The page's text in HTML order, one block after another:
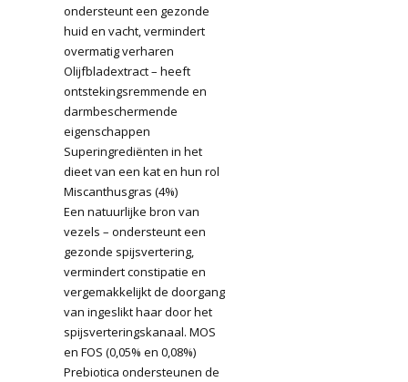
ondersteunt een gezonde
huid en vacht, vermindert
overmatig verharen
Olijfbladextract – heeft
ontstekingsremmende en
darmbeschermende
eigenschappen
Superingrediënten in het
dieet van een kat en hun rol
Miscanthusgras (4%)
Een natuurlijke bron van
vezels – ondersteunt een
gezonde spijsvertering,
vermindert constipatie en
vergemakkelijkt de doorgang
van ingeslikt haar door het
spijsverteringskanaal. MOS
en FOS (0,05% en 0,08%)
Prebiotica ondersteunen de